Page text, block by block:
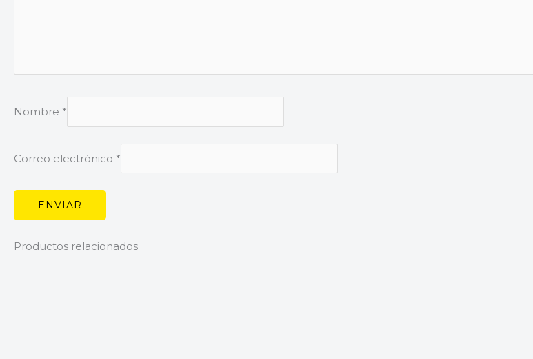
Nombre *
Correo electrónico *
Productos relacionados